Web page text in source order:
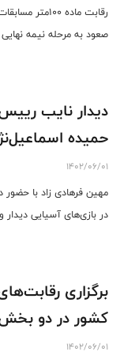
رقابت ماده
صعود به مرحله نیمه
دیدار نایب
حمیده
1402/06/01
مهین فرهادی زاد با حضور
در بازی‌های آسیایی
برگزاری
کشور در دو بخش
1402/06/01